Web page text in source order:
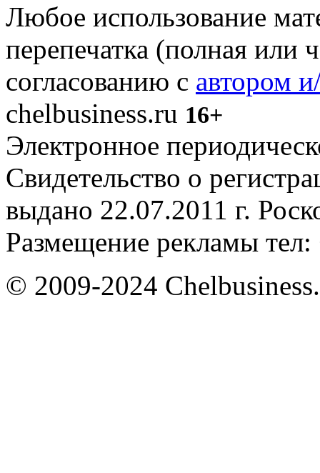
Любое использование
перепечатка (полная или
согласованию с автором
chelbusiness.ru 16+
Электронное
Свидетельство о
выдано 22.07.2011 г.
Размещение рекламы
© 2009-2024